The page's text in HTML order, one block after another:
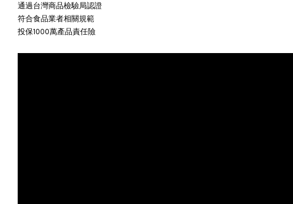
通過台灣商品檢驗局認證
符合食品業者相關規範
投保1000萬產品責任險